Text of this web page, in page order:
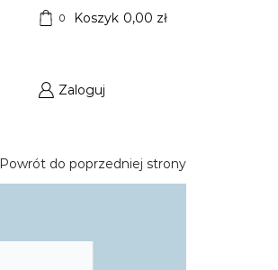
0 Koszyk 0,00 zł
Zaloguj
Powrót do poprzedniej strony